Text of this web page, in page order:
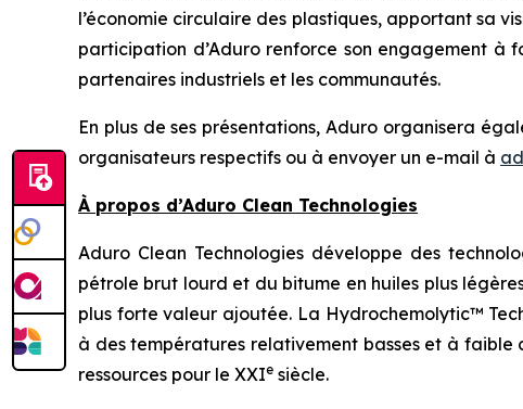
l’économie circulaire des plastiques, apportant sa
participation d’Aduro renforce son engagement à
partenaires industriels et les communautés.
En plus de ses présentations, Aduro organisera
organisateurs respectifs ou à envoyer un e-mail à
À propos d’Aduro Clean Technologies
Aduro Clean Technologies développe des
pétrole brut lourd et du bitume en huiles plus
plus forte valeur ajoutée. La Hydrochemolytic™
à des températures relativement basses et à
ressources pour le XXIe siècle.